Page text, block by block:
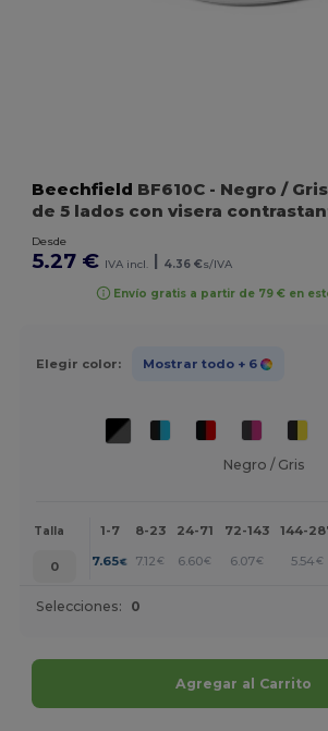
Beechfield BF610C - Negro / Gris
de 5 lados con visera
Desde
5.27 € IVA incl. 4.36 €s/IVA
Envío gratis a partir de 79 € en
Elegir color: Mostrar todo + 6
Negro / Gris
Talla 1-7 8-23 24-71 72-143 144-
0 7.65€ 7.12 € 6.60€ 6.07€ 5.54€
Selecciones: 0
Agregar al Carrito